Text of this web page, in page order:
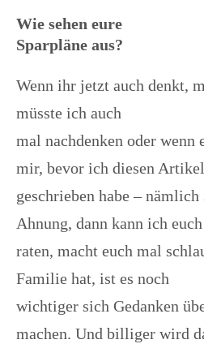
Wie sehen eure
Sparpläne aus?
Wenn ihr jetzt auch denkt,
müsste ich auch
mal nachdenken oder wenn
mir, bevor ich diesen Artikel
geschrieben habe –
Ahnung, dann kann ich
raten, macht euch mal
Familie hat, ist es noch
wichtiger sich Gedanken
machen. Und billiger wird